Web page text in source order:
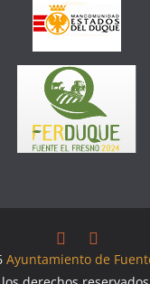
Ayuntamiento de